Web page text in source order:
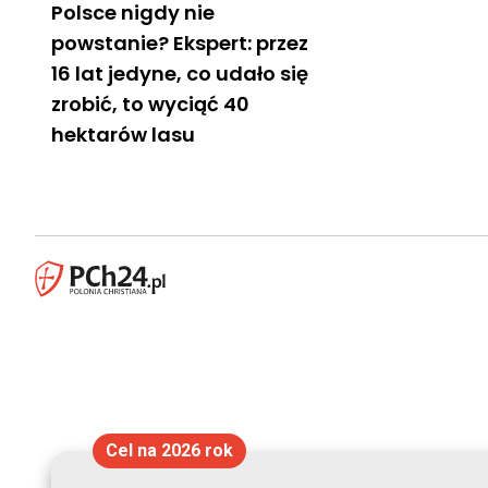
Polsce nigdy nie
powstanie? Ekspert: przez
16 lat jedyne, co udało się
zrobić, to wyciąć 40
hektarów lasu
Cel na 2026 rok